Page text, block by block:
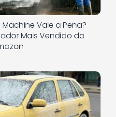
Vale a Pena?
Mais Vendido da